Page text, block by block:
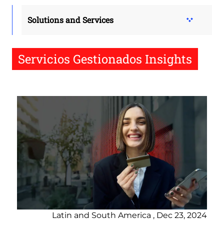
Solutions and Services
Servicios Gestionados Insights
Latin and South America , Dec 23, 2024